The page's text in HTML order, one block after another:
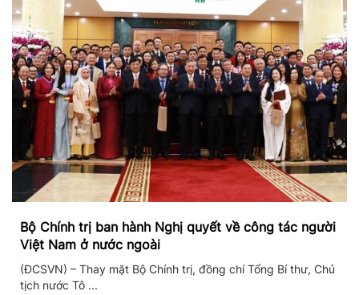
Bộ Chính trị ban hành Nghị quyết về công tác người
Việt Nam ở nước ngoài
(ĐCSVN) – Thay mặt Bộ Chính trị, đồng chí Tổng Bí thư, Chủ
tịch nước Tô ...